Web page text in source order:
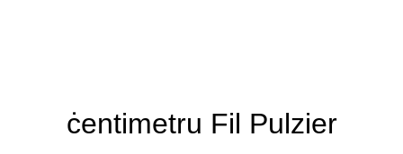
ċentimetru Fil Pulzier